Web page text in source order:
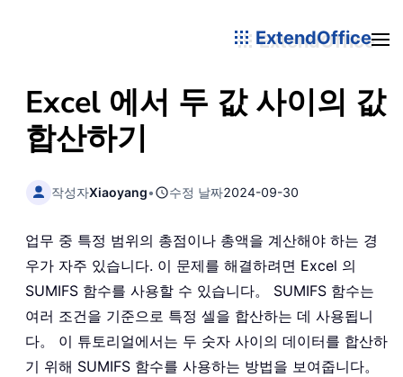
ExtendOffice
Excel 에서 두 값 사이의 값
합산하기
작성자Xiaoyang• 수정 날짜2024-09-30
업무 중 특정 범위의 총점이나 총액을 계산해야 하는 경
우가 자주 있습니다. 이 문제를 해결하려면 Excel 의
SUMIFS 함수를 사용할 수 있습니다。 SUMIFS 함수는
여러 조건을 기준으로 특정 셀을 합산하는 데 사용됩니
다。 이 튜토리얼에서는 두 숫자 사이의 데이터를 합산하
기 위해 SUMIFS 함수를 사용하는 방법을 보여줍니다。